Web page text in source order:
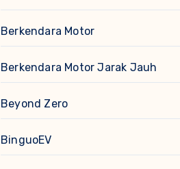
Berkendara Motor
Berkendara Motor Jarak Jauh
Beyond Zero
BinguoEV